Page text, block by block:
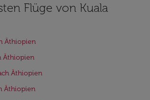
Flüge von Kuala
Äthiopien
Äthiopien
Äthiopien
Äthiopien